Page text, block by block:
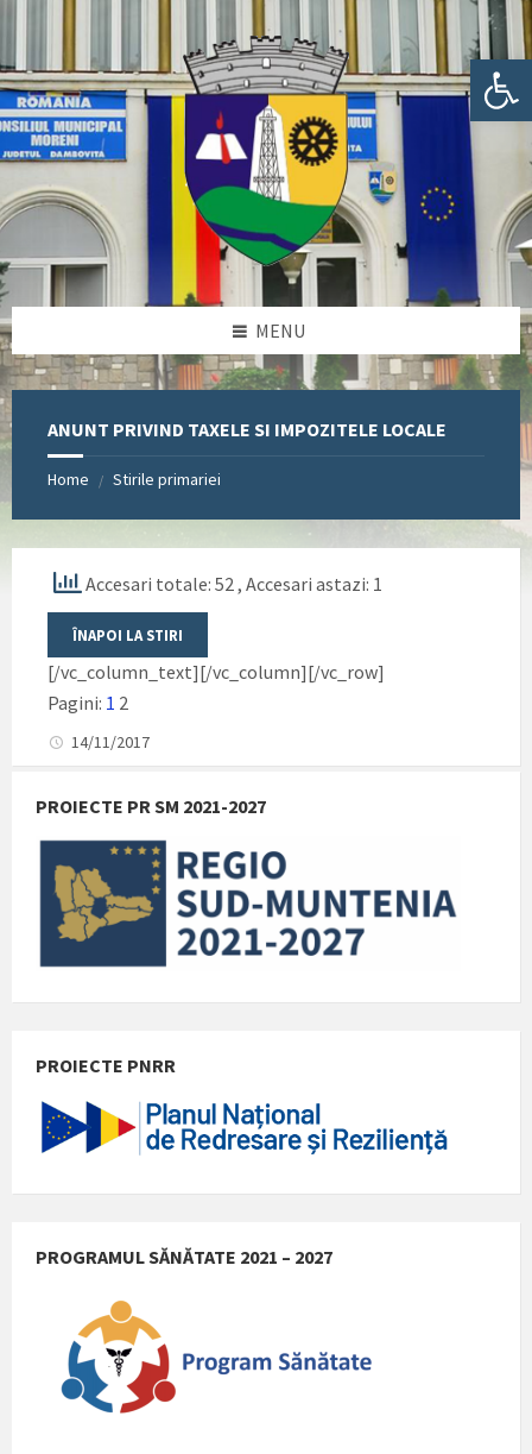
Deschide bara de unelte
sidebar
sidebar
MENU
ANUNT PRIVIND TAXELE SI IMPOZITELE LOCALE
Home / Stirile primariei
Accesari totale: 52 , Accesari astazi: 1
[/vc_column_text][/vc_column][/vc_row]
Pagini: 1 2
14/11/2017
PROIECTE PR SM 2021-2027
PROIECTE PNRR
PROGRAMUL SĂNĂTATE 2021 – 2027